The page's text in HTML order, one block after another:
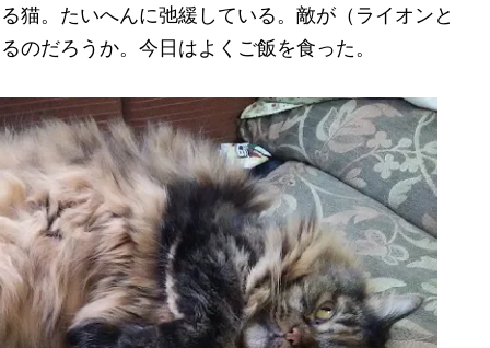
猫。たいへんに弛緩している。敵が（ライオンと
のだろうか。今日はよくご飯を食った。